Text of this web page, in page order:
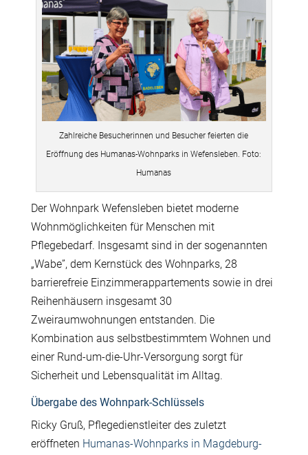
Zahlreiche Besucherinnen und Besucher feierten die
Eröffnung des Humanas-Wohnparks in Wefensleben. Foto:
Humanas
Der Wohnpark Wefensleben bietet moderne
Wohnmöglichkeiten für Menschen mit
Pflegebedarf. Insgesamt sind in der sogenannten
„Wabe”, dem Kernstück des Wohnparks, 28
barrierefreie Einzimmerappartements sowie in drei
Reihenhäusern insgesamt 30
Zweiraumwohnungen entstanden. Die
Kombination aus selbstbestimmtem Wohnen und
einer Rund-um-die-Uhr-Versorgung sorgt für
Sicherheit und Lebensqualität im Alltag.
Übergabe des Wohnpark-Schlüssels
Ricky Gruß, Pflegedienstleiter des zuletzt
eröffneten Humanas-Wohnparks in Magdeburg-